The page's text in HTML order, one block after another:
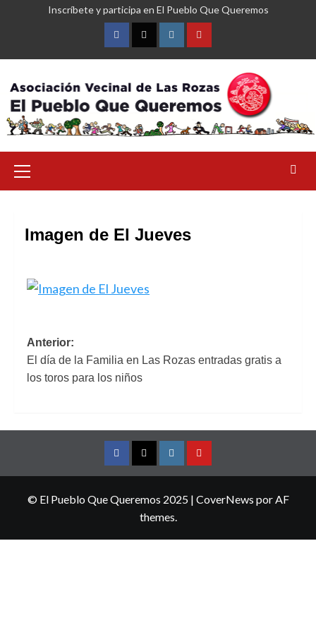
Inscríbete y participa en El Pueblo Que Queremos
FacebookTwitterInstagramYouTube
primario
Imagen de El Jueves
Navegación
de
entradas
Anterior:
El día de la Familia en Las Rozas entradas gratis a
los toros para los niños
FacebookTwitterInstagramYouTube
© El Pueblo Que Queremos 2025 | CoverNews por AF
themes.